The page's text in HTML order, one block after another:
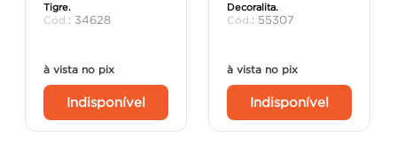
Tigre.
: 34628
à vista no pix
Indisponível
Decoralita.
: 55307
à vista no pix
Indisponível